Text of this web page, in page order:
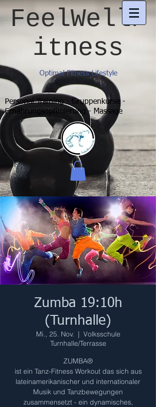
Optimal Fitness Lifestyle
FeelWellF
itness
Personal Training - Gruppenkurse -
Ernährungsoptimierung - Massage
Zumba 19:10h
(Turnhalle)
Mi., 25. Nov.
  |
Volksschule
Turnhalle/Terrasse
ZUMBA®
ist ein Tanz-Fitness Workout das sich aus
lateinamerikanischer und internationaler
Musik und Tanzbewegungen
zusammensetzt - ein dynamisches,